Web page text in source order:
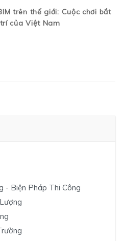
trên thế giới: Cuộc chơi bắt
của Việt Nam
- Biện Pháp Thi Công